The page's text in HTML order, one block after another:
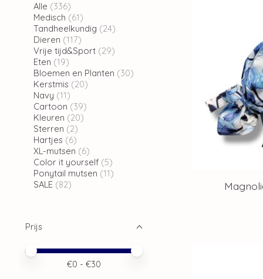
Alle (336)
Medisch (61)
Tandheelkundig (24)
Dieren (117)
Vrije tijd&Sport (29)
Eten (19)
Bloemen en Planten (30)
Kerstmis (20)
Navy (11)
Cartoon (39)
Kleuren (20)
Sterren (2)
Hartjes (6)
XL-mutsen (6)
Color it yourself (5)
Ponytail mutsen (11)
SALE (82)
Prijs
Minimale prijswaarde
Price maximum value
€0 - €30